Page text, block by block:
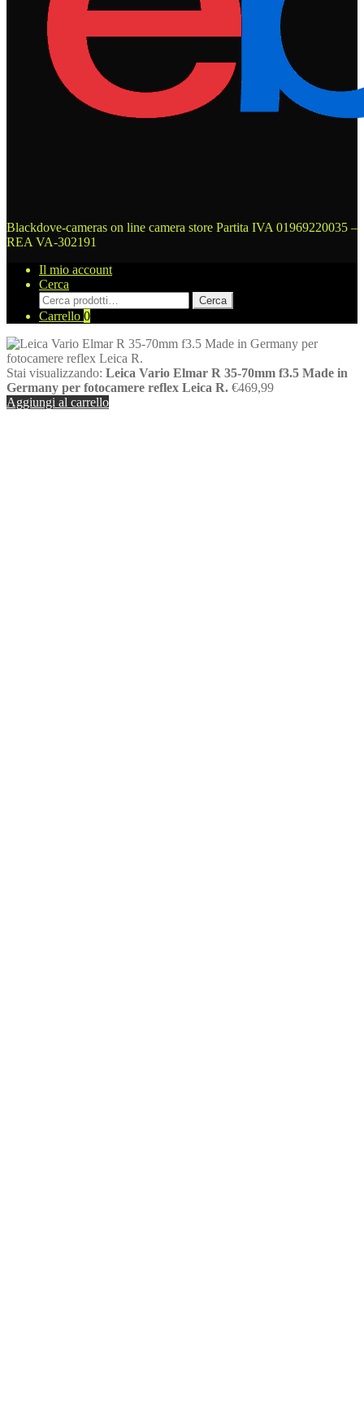
Blackdove-cameras on line camera store Partita IVA 01969220035 –
REA VA-302191
Il mio account
Cerca
Cerca:
Cerca
Carrello 0
Stai visualizzando: Leica Vario Elmar R 35-70mm f3.5 Made in
Germany per fotocamere reflex Leica R. €469,99
Aggiungi al carrello